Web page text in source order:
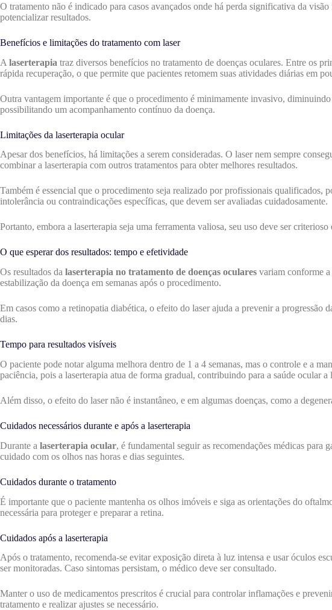
O tratamento não é indicado para casos avançados onde há perda significativa da
potencializar resultados.
Benefícios e limitações do tratamento com laser
A laserterapia traz diversos benefícios no tratamento de doenças oculares. Entre os
rápida recuperação, o que permite que pacientes retomem suas atividades diárias em
Outra vantagem importante é que o procedimento é minimamente invasivo,
possibilitando um acompanhamento contínuo da doença.
Limitações da laserterapia ocular
Apesar dos benefícios, há limitações a serem consideradas. O laser nem sempre
combinar a laserterapia com outros tratamentos para obter melhores resultados.
Também é essencial que o procedimento seja realizado por profissionais qualificados,
intolerância ou contraindicações específicas, que devem ser avaliadas cuidadosamente.
Portanto, embora a laserterapia seja uma ferramenta valiosa, seu uso deve ser
O que esperar dos resultados: tempo e efetividade
Os resultados da laserterapia no tratamento de doenças oculares variam conforme
estabilização da doença em semanas após o procedimento.
Em casos como a retinopatia diabética, o efeito do laser ajuda a prevenir a
dias.
Tempo para resultados visíveis
O paciente pode notar alguma melhora dentro de 1 a 4 semanas, mas o controle e a
paciência, pois a laserterapia atua de forma gradual, contribuindo para a saúde ocular a
Além disso, o efeito do laser não é instantâneo, e em algumas doenças, como a
Cuidados necessários durante e após a laserterapia
Durante a laserterapia ocular, é fundamental seguir as recomendações médicas
cuidado com os olhos nas horas e dias seguintes.
Cuidados durante o tratamento
É importante que o paciente mantenha os olhos imóveis e siga as orientações do
necessária para proteger e preparar a retina.
Cuidados após a laserterapia
Após o tratamento, recomenda-se evitar exposição direta à luz intensa e usar óculos
ser monitoradas. Caso sintomas persistam, o médico deve ser consultado.
Manter o uso de medicamentos prescritos é crucial para controlar inflamações e
tratamento e realizar ajustes se necessário.